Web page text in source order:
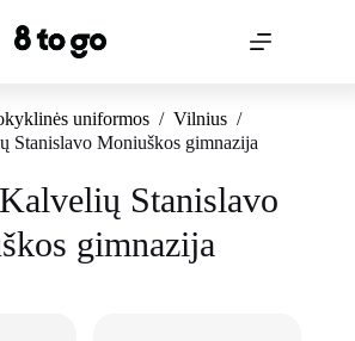
uniformos / Vilnius /
Stanislavo Moniuškos gimnazija
Stanislavo
gimnazija